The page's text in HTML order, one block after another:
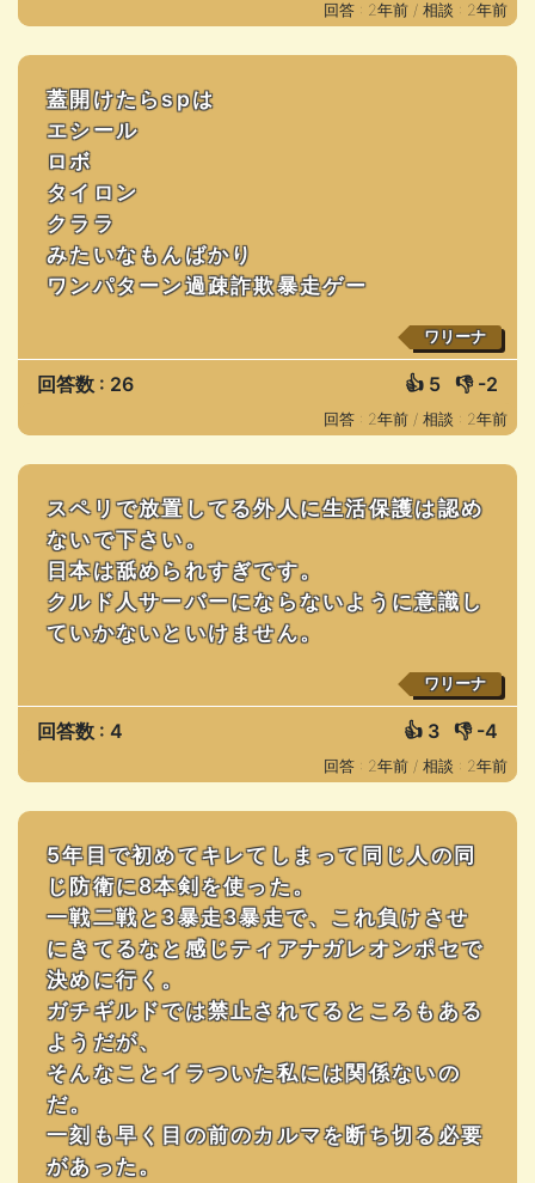
回答 : 2年前 / 相談 : 2年前
蓋開けたらspは
エシール
ロボ
タイロン
クララ
みたいなもんばかり
ワンパターン過疎詐欺暴走ゲー
ワリーナ
回答数 : 26 👍 5 👎 -2
回答 : 2年前 / 相談 : 2年前
スペリで放置してる外人に生活保護は認め
ないで下さい。
日本は舐められすぎです。
クルド人サーバーにならないように意識し
ていかないといけません。
ワリーナ
回答数 : 4 👍 3 👎 -4
回答 : 2年前 / 相談 : 2年前
5年目で初めてキレてしまって同じ人の同
じ防衛に8本剣を使った。
一戦二戦と3暴走3暴走で、これ負けさせ
にきてるなと感じティアナガレオンポセで
決めに行く。
ガチギルドでは禁止されてるところもある
ようだが、
そんなことイラついた私には関係ないの
だ。
一刻も早く目の前のカルマを断ち切る必要
があった。